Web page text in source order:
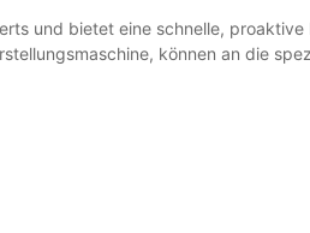
und bietet eine schnelle, proaktive
können an die